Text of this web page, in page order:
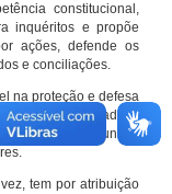
constitucional,
inquéritos e propõe
ações, defende os
e conciliações.
na proteção e defesa
de cidadãos
e com função
tem por atribuição